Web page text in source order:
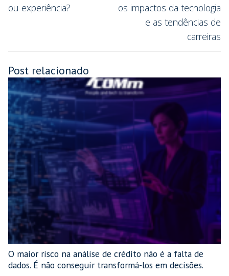
ou experiência?
os impactos da tecnologia
e as tendências de
carreiras
Post relacionado
O maior risco na análise de crédito não é a falta de
dados. É não conseguir transformá-los em decisões.